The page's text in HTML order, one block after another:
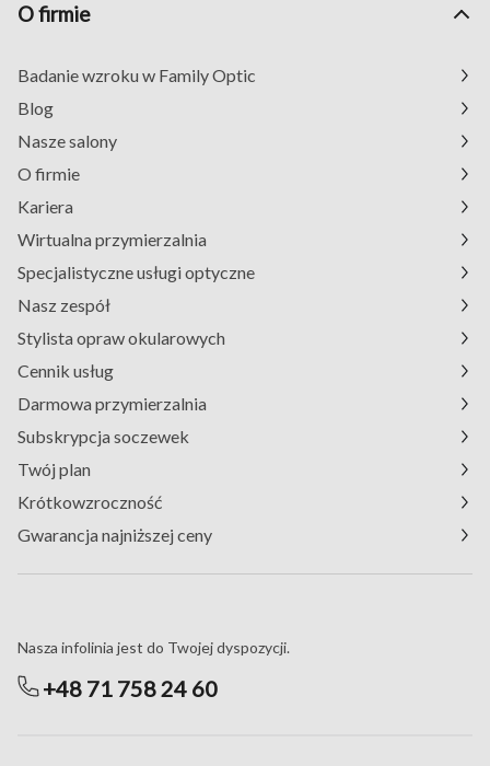
O firmie
Badanie wzroku w Family Optic
Blog
Nasze salony
O firmie
Kariera
Wirtualna przymierzalnia
Specjalistyczne usługi optyczne
Nasz zespół
Stylista opraw okularowych
Cennik usług
Darmowa przymierzalnia
Subskrypcja soczewek
Twój plan
Krótkowzroczność
Gwarancja najniższej ceny
Nasza infolinia jest do Twojej dyspozycji.
+48 71 758 24 60